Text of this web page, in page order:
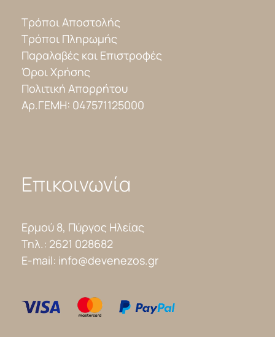
Τρόποι Αποστολής
Τρόποι Πληρωμής
Παραλαβές και Επιστροφές
Όροι Χρήσης
Πολιτική Απορρήτου
Αρ.ΓΕΜΗ: 047571125000
Επικοινωνία
Ερμού 8, Πύργος Ηλείας
Τηλ.: 2621 028682
E-mail: info@devenezos.gr